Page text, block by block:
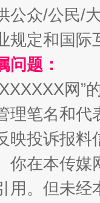
公众/公民/
规定和国
问题：
网”
理笔名和
映投诉报
你在本传
用。但未